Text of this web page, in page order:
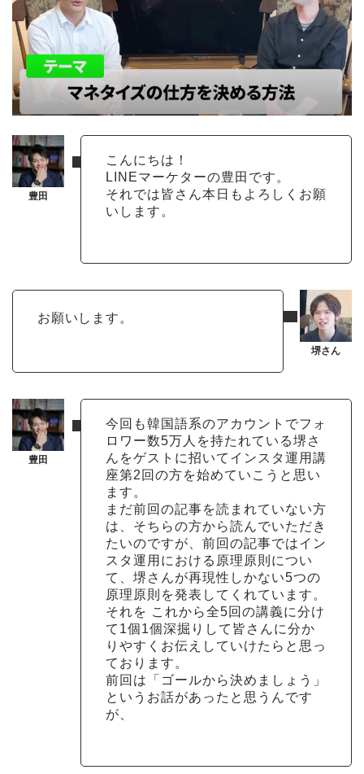
こんにちは！
LINEマーケターの豊田です。
それでは皆さん本日もよろしくお願
いします。
お願いします。
今回も韓国語系のアカウントでフォ
ロワー数5万人を持たれている堺さ
んをゲストに招いてインスタ運用講
座第2回の方を始めていこうと思い
ます。
まだ前回の記事を読まれていない方
は、そちらの方から読んでいただき
たいのですが、前回の記事ではイン
スタ運用における原理原則につい
て、堺さんが再現性しかない5つの
原理原則を発表してくれています。
それを これから全5回の講義に分け
て1個1個深掘りして皆さんに分か
りやすくお伝えしていけたらと思っ
ております。
前回は「ゴールから決めましょう」
というお話があったと思うんです
が、